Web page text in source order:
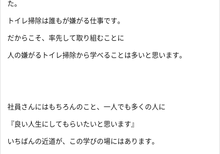
た。
トイレ掃除は誰もが嫌がる仕事です。
だからこそ、率先して取り組むことに
人の嫌がるトイレ掃除から学べることは多いと思います。
社員さんにはもちろんのこと、一人でも多くの人に
『良い人生にしてもらいたいと思います』
いちばんの近道が、この学びの場にはあります。